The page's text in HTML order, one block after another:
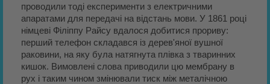
проводили тоді експерименти з електричними
апаратами для передачі на відстань мови. У 1861 році
німцеві Філіппу Райсу вдалося добитися прориву:
перший телефон складався із дерев'яної вушної
раковини, на яку була натягнута плівка з тваринних
кишок. Вимовлені слова приводили цю мембрану в
рух і таким чином змінювали тиск між металічною